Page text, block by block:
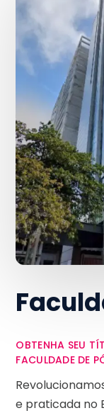
OBTENHA SEU
FACULDADE DE
e praticada no